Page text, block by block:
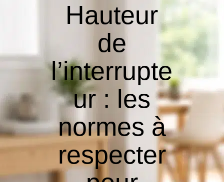
Hauteur
de
l’interrupte
ur : les
normes à
respecter